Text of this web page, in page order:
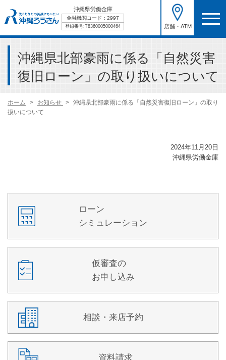
沖縄県労働金庫
金融機関コード：2997
登録番号:T8360005000464 店舗・ATM
沖縄県北部豪雨に係る「自然災害
復旧ローン」の取り扱いについて
ホーム お知らせ
沖縄県北部豪雨に係る「自然災害復旧ローン」の取り
扱いについて
2024年11月20日
沖縄県労働金庫
ローン
シミュレーション
仮審査の
お申し込み
相談・来店予約
資料請求